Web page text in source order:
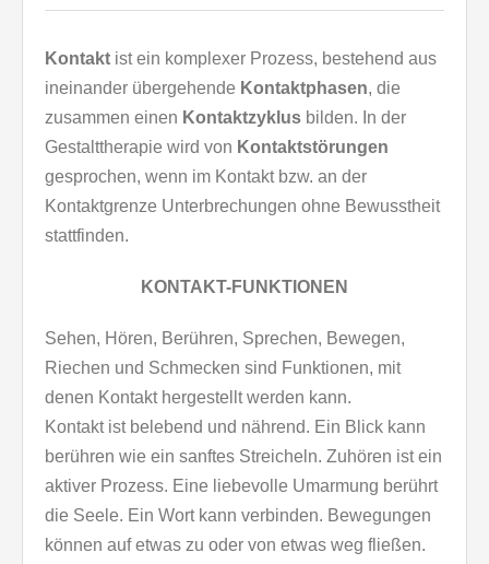
Kontakt ist ein komplexer Prozess, bestehend aus
ineinander übergehende Kontaktphasen, die
zusammen einen Kontaktzyklus bilden. In der
Gestalttherapie wird von Kontaktstörungen
gesprochen, wenn im Kontakt bzw. an der
Kontaktgrenze Unterbrechungen ohne Bewusstheit
stattfinden.
KONTAKT-FUNKTIONEN
Sehen, Hören, Berühren, Sprechen, Bewegen,
Riechen und Schmecken sind Funktionen, mit
denen Kontakt hergestellt werden kann.
Kontakt ist belebend und nährend. Ein Blick kann
berühren wie ein sanftes Streicheln. Zuhören ist ein
aktiver Prozess. Eine liebevolle Umarmung berührt
die Seele. Ein Wort kann verbinden. Bewegungen
können auf etwas zu oder von etwas weg fließen.